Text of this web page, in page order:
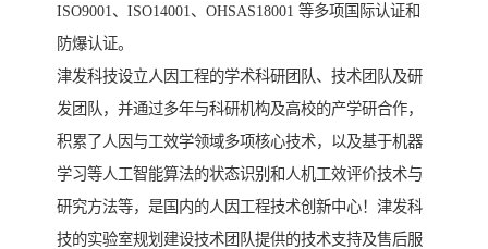
ISO9001、ISO14001、OHSAS18001 等多项国际认证和
防爆认证。
津发科技设立人因工程的学术科研团队、技术团队及研
发团队，并通过多年与科研机构及高校的产学研合作，
积累了人因与工效学领域多项核心技术，以及基于机器
学习等人工智能算法的状态识别和人机工效评价技术与
研究方法等，是国内的人因工程技术创新中心！津发科
技的实验室规划建设技术团队提供的技术支持及售后服